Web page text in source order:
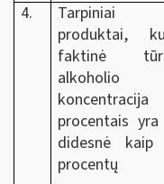
4.
Tarpiniai
produktai,
faktinė
alkoholio
koncentracija
procentais
didesnė kaip
procentų